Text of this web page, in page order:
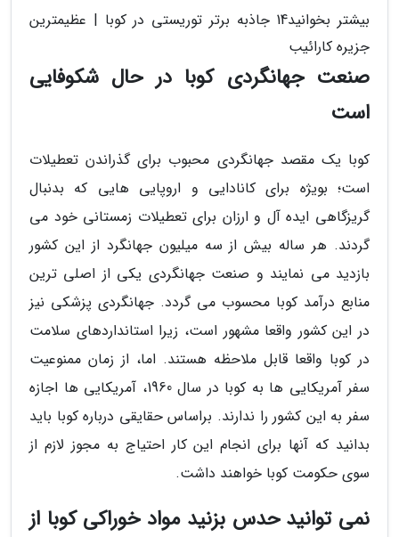
بیشتر بخوانید14 جاذبه برتر توریستی در کوبا | عظیمترین
جزیره کارائیب
صنعت جهانگردی کوبا در حال شکوفایی
است
کوبا یک مقصد جهانگردی محبوب برای گذراندن تعطیلات
است؛ بویژه برای کانادایی و اروپایی هایی که بدنبال
گریزگاهی ایده آل و ارزان برای تعطیلات زمستانی خود می
گردند. هر ساله بیش از سه میلیون جهانگرد از این کشور
بازدید می نمایند و صنعت جهانگردی یکی از اصلی ترین
منابع درآمد کوبا محسوب می گردد. جهانگردی پزشکی نیز
در این کشور واقعا مشهور است، زیرا استانداردهای سلامت
در کوبا واقعا قابل ملاحظه هستند. اما، از زمان ممنوعیت
سفر آمریکایی ها به کوبا در سال 1960، آمریکایی ها اجازه
سفر به این کشور را ندارند. براساس حقایقی درباره کوبا باید
بدانید که آنها برای انجام این کار احتیاج به مجوز لازم از
سوی حکومت کوبا خواهند داشت.
نمی توانید حدس بزنید مواد خوراکی کوبا از